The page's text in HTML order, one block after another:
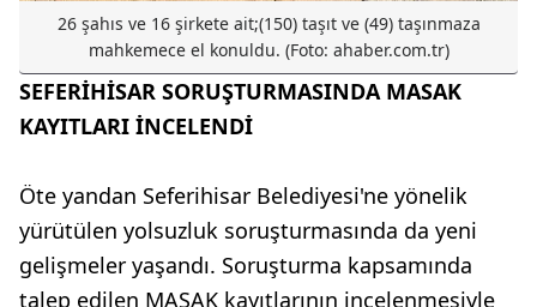
26 şahıs ve 16 şirkete ait;(150) taşıt ve (49) taşınmaza
mahkemece el konuldu. (Foto: ahaber.com.tr)
SEFERİHİSAR SORUŞTURMASINDA MASAK
KAYITLARI İNCELENDİ
Öte yandan Seferihisar Belediyesi'ne yönelik
yürütülen yolsuzluk soruşturmasında da yeni
gelişmeler yaşandı. Soruşturma kapsamında
talep edilen MASAK kayıtlarının incelenmesiyle